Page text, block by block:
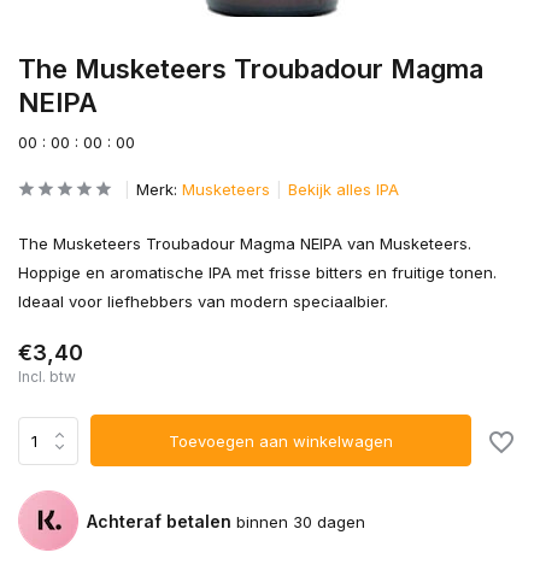
The Musketeers Troubadour Magma
NEIPA
00 : 00 : 00 : 00
Merk: Musketeers Bekijk alles IPA
The Musketeers Troubadour Magma NEIPA van Musketeers.
Hoppige en aromatische IPA met frisse bitters en fruitige tonen.
Ideaal voor liefhebbers van modern speciaalbier.
€3,40
Incl. btw
Toevoegen aan winkelwagen
Achteraf betalen binnen 30 dagen